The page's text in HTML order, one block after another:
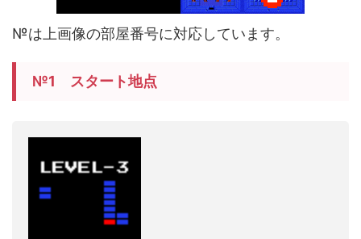
№は上画像の部屋番号に対応しています。
№1 スタート地点